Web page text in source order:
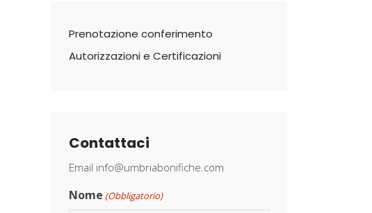
Prenotazione conferimento
Autorizzazioni e Certificazioni
Contattaci
Email info@umbriabonifiche.com
Nome (Obbligatorio)